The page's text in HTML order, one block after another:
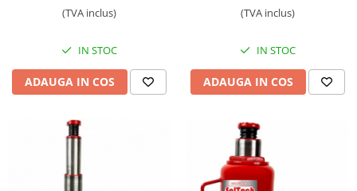
(TVA inclus)
IN STOC
ADAUGA IN COS
(TVA inclus)
IN STOC
ADAUGA IN COS